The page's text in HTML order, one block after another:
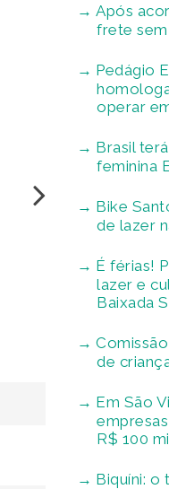
Após
frete
Pedágio
operar
Brasil
feminina
Bike
de lazer
É férias!
lazer e
Baixada
de
Em São
R$ 100
Biquíni: o